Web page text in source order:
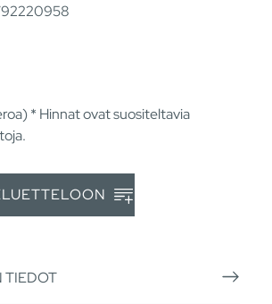
* Hinnat ovat suositeltavia
TIEDOT